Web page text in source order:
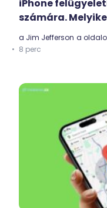
iPhone
számára.
a Jim Jefferson a
8 perc